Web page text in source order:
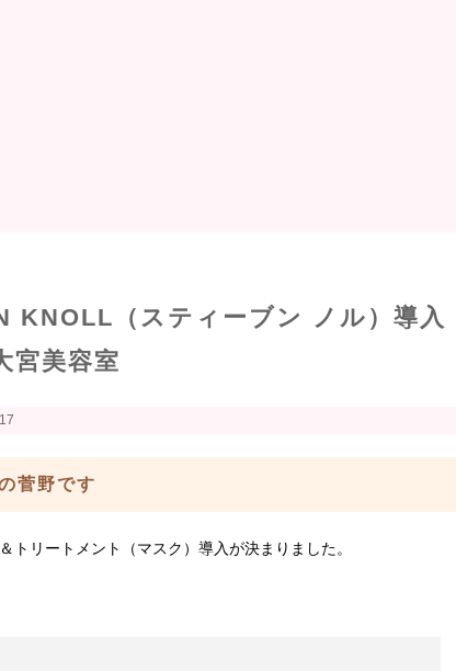
KNOLL（スティーブン ノル）導入
宮美容室
菅野です
トリートメント（マスク）導入が決まりました。